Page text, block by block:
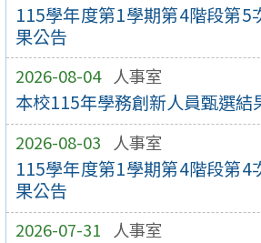
115學年度第1學期第4階段第5
果公告
2026-08-04 人事室
本校115年學務創新人員甄選結
2026-08-03 人事室
115學年度第1學期第4階段第4
果公告
2026-07-31 人事室